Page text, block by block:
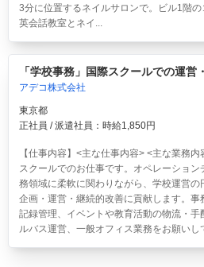
3分に位置するネイルサロンで。ビル1階の
英会話教室とネイ...
「学校事務」国際スクールでの運営
アデコ株式会社
東京都
正社員 / 派遣社員：時給1,850円
【仕事内容】<主な仕事内容> <主な業務
スクールでのお仕事です。オペレーショ
務領域に柔軟に関わりながら、学校運営
企画・運営・継続的改善に貢献します。事
記録管理、イベントや教育活動の物流・
ルバス運営、一般オフィス業務をお願いし